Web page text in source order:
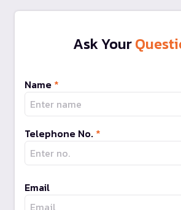
Ask Your
Name *
Telephone No. *
Email